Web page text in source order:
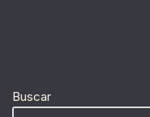
Buscar